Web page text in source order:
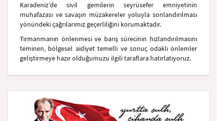
Karadeniz’de sivil gemilerin seyrüsefer emniyetinin
muhafazası ve savaşın müzakereler yoluyla sonlandırılması
yönündeki çağrılarımız geçerliliğini korumaktadır.
Tırmanmanın önlenmesi ve barış sürecinin hızlandırılmasını
teminen, bölgesel aidiyet temelli ve sonuç odaklı önlemler
geliştirmeye hazır olduğumuzu ilgili taraflara hatırlatıyoruz.